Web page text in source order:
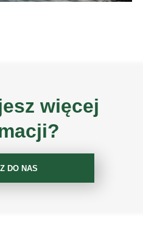
więcej
DO NAS